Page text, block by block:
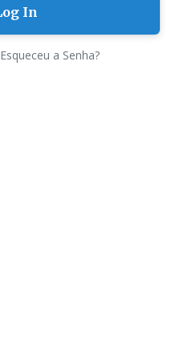
Esqueceu a Senha?